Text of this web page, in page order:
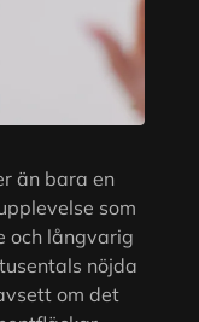
än bara en
som
och långvarig
nöjda
om det